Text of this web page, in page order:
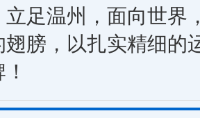
足温州，面向世界
翅膀，以扎实精细的